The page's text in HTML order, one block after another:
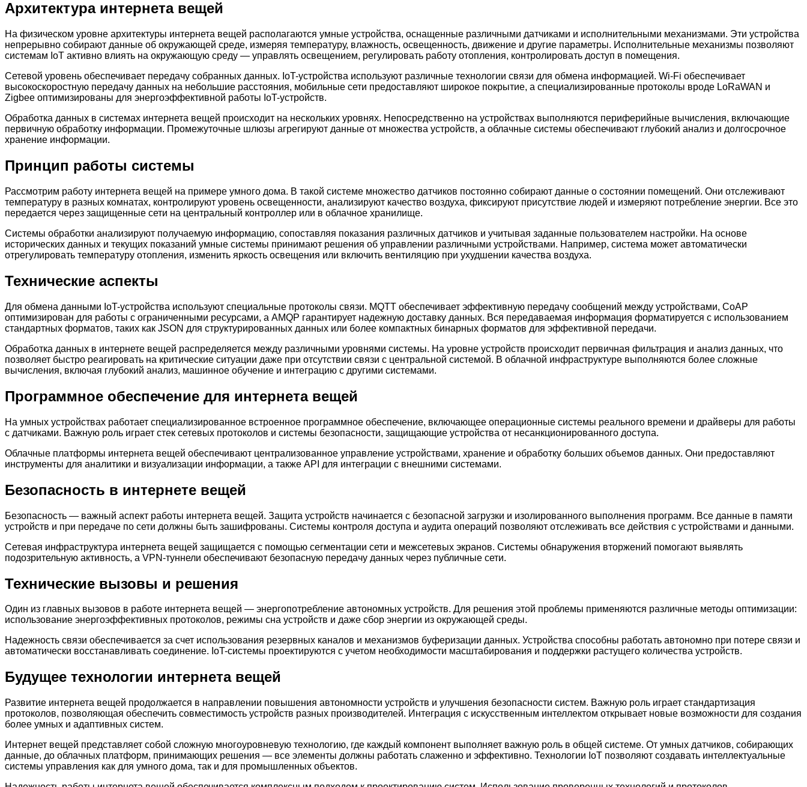
Архитектура интернета вещей
На физическом уровне архитектуры интернета вещей располагаются умные устройства, оснащенные различными датчиками и исполнительными механизмами. Эти устройства
непрерывно собирают данные об окружающей среде, измеряя температуру, влажность, освещенность, движение и другие параметры. Исполнительные механизмы позволяют
системам IoT активно влиять на окружающую среду — управлять освещением, регулировать работу отопления, контролировать доступ в помещения.
Сетевой уровень обеспечивает передачу собранных данных. IoT-устройства используют различные технологии связи для обмена информацией. Wi-Fi обеспечивает
высокоскоростную передачу данных на небольшие расстояния, мобильные сети предоставляют широкое покрытие, а специализированные протоколы вроде LoRaWAN и
Zigbee оптимизированы для энергоэффективной работы IoT-устройств.
Обработка данных в системах интернета вещей происходит на нескольких уровнях. Непосредственно на устройствах выполняются периферийные вычисления, включающие
первичную обработку информации. Промежуточные шлюзы агрегируют данные от множества устройств, а облачные системы обеспечивают глубокий анализ и долгосрочное
хранение информации.
Принцип работы системы
Рассмотрим работу интернета вещей на примере умного дома. В такой системе множество датчиков постоянно собирают данные о состоянии помещений. Они отслеживают
температуру в разных комнатах, контролируют уровень освещенности, анализируют качество воздуха, фиксируют присутствие людей и измеряют потребление энергии. Все это
передается через защищенные сети на центральный контроллер или в облачное хранилище.
Системы обработки анализируют получаемую информацию, сопоставляя показания различных датчиков и учитывая заданные пользователем настройки. На основе
исторических данных и текущих показаний умные системы принимают решения об управлении различными устройствами. Например, система может автоматически
отрегулировать температуру отопления, изменить яркость освещения или включить вентиляцию при ухудшении качества воздуха.
Технические аспекты
Для обмена данными IoT-устройства используют специальные протоколы связи. MQTT обеспечивает эффективную передачу сообщений между устройствами, CoAP
оптимизирован для работы с ограниченными ресурсами, а AMQP гарантирует надежную доставку данных. Вся передаваемая информация форматируется с использованием
стандартных форматов, таких как JSON для структурированных данных или более компактных бинарных форматов для эффективной передачи.
Обработка данных в интернете вещей распределяется между различными уровнями системы. На уровне устройств происходит первичная фильтрация и анализ данных, что
позволяет быстро реагировать на критические ситуации даже при отсутствии связи с центральной системой. В облачной инфраструктуре выполняются более сложные
вычисления, включая глубокий анализ, машинное обучение и интеграцию с другими системами.
Программное обеспечение для интернета вещей
На умных устройствах работает специализированное встроенное программное обеспечение, включающее операционные системы реального времени и драйверы для работы
с датчиками. Важную роль играет стек сетевых протоколов и системы безопасности, защищающие устройства от несанкционированного доступа.
Облачные платформы интернета вещей обеспечивают централизованное управление устройствами, хранение и обработку больших объемов данных. Они предоставляют
инструменты для аналитики и визуализации информации, а также API для интеграции с внешними системами.
Безопасность в интернете вещей
Безопасность — важный аспект работы интернета вещей. Защита устройств начинается с безопасной загрузки и изолированного выполнения программ. Все данные в памяти
устройств и при передаче по сети должны быть зашифрованы. Системы контроля доступа и аудита операций позволяют отслеживать все действия с устройствами и данными.
Сетевая инфраструктура интернета вещей защищается с помощью сегментации сети и межсетевых экранов. Системы обнаружения вторжений помогают выявлять
подозрительную активность, а VPN-туннели обеспечивают безопасную передачу данных через публичные сети.
Технические вызовы и решения
Один из главных вызовов в работе интернета вещей — энергопотребление автономных устройств. Для решения этой проблемы применяются различные методы оптимизации:
использование энергоэффективных протоколов, режимы сна устройств и даже сбор энергии из окружающей среды.
Надежность связи обеспечивается за счет использования резервных каналов и механизмов буферизации данных. Устройства способны работать автономно при потере связи и
автоматически восстанавливать соединение. IoT-системы проектируются с учетом необходимости масштабирования и поддержки растущего количества устройств.
Будущее технологии интернета вещей
Развитие интернета вещей продолжается в направлении повышения автономности устройств и улучшения безопасности систем. Важную роль играет стандартизация
протоколов, позволяющая обеспечить совместимость устройств разных производителей. Интеграция с искусственным интеллектом открывает новые возможности для создания
более умных и адаптивных систем.
Интернет вещей представляет собой сложную многоуровневую технологию, где каждый компонент выполняет важную роль в общей системе. От умных датчиков, собирающих
данные, до облачных платформ, принимающих решения — все элементы должны работать слаженно и эффективно. Технологии IoT позволяют создавать интеллектуальные
системы управления как для умного дома, так и для промышленных объектов.